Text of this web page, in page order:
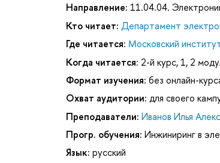
Направление: 11.04.04.
Кто читает: Департамент
Где читается: Московский
Когда читается: 2-й курс, 1, 2
Формат изучения: без онлайн-
Охват аудитории: для своего
Преподаватели: Иванов Илья
Прогр. обучения: Инжиниринг в
Язык: русский